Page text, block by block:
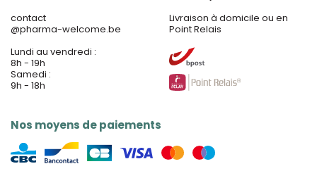
contact
@pharma-welcome.be
Lundi au vendredi :
8h - 19h
Samedi :
9h - 18h
Nos moyens de paiements
Livraison à domicile ou en
Point Relais